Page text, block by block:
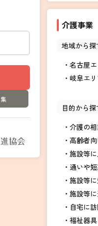
介護事業
地域から探
名古屋
岐阜エリ
目的から探
介護の
高齢者
施設等
通いや
施設等
施設等
自宅に
福祉器